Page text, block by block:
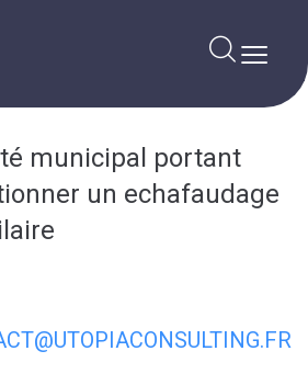
municipal portant
un echafaudage